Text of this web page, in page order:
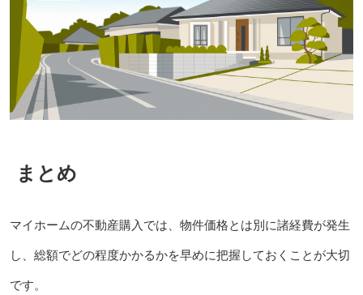
まとめ
マイホームの不動産購入では、物件価格とは別に諸経費が発生
し、総額でどの程度かかるかを早めに把握しておくことが大切
です。